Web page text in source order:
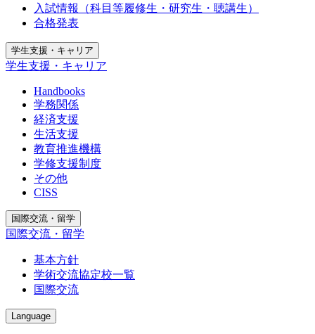
入試情報（科目等履修生・研究生・聴講生）
合格発表
学生支援・キャリア
学生支援・キャリア
Handbooks
学務関係
経済支援
生活支援
教育推進機構
学修支援制度
その他
CISS
国際交流・留学
国際交流・留学
基本方針
学術交流協定校一覧
国際交流
Language